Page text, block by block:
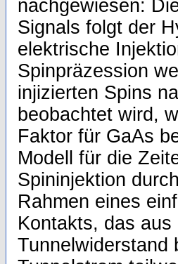
nachgewiesen:
Signals folgt der
elektrische
Spinpräzession
injizierten Spins
beobachtet wird,
Faktor für GaAs
Modell für die
Spininjektion
Rahmen eines
Kontakts, das
Tunnelwiderstand